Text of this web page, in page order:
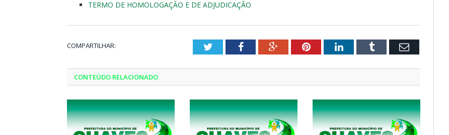
TERMO DE HOMOLOGAÇÃO E DE ADJUDICAÇÃO
COMPARTILHAR: TwitterFacebookGoogle+PinterestLinkedInTumblr Email
CONTEÚDO RELACIONADO